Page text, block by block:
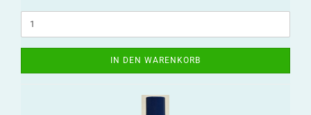
IN DEN WARENKORB